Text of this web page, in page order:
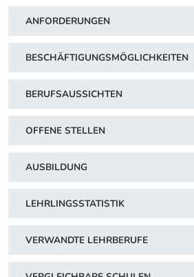
ANFORDERUNGEN
BESCHÄFTIGUNGSMÖGLICHKEITEN
BERUFSAUSSICHTEN
OFFENE STELLEN
AUSBILDUNG
LEHRLINGSSTATISTIK
VERWANDTE LEHRBERUFE